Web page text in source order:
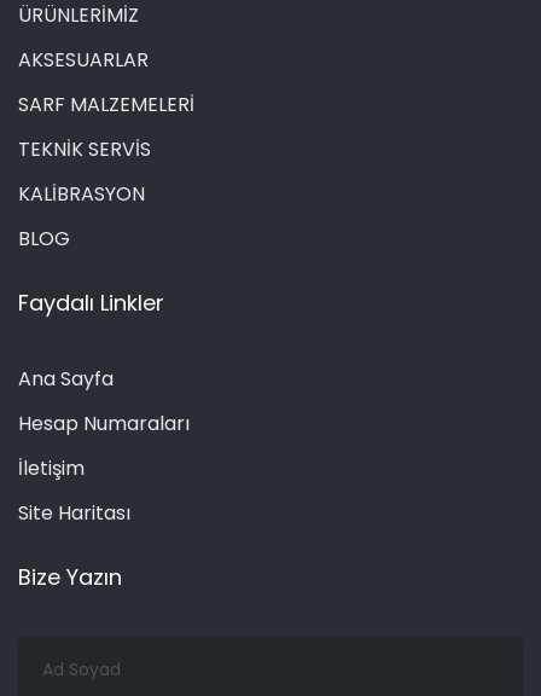
ÜRÜNLERİMİZ
AKSESUARLAR
SARF MALZEMELERİ
TEKNİK SERVİS
KALİBRASYON
BLOG
Faydalı Linkler
Ana Sayfa
Hesap Numaraları
İletişim
Site Haritası
Bize Yazın
Soyad